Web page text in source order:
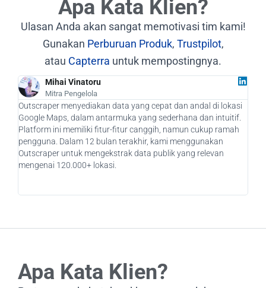
Apa Kata Klien?
Ulasan Anda akan sangat memotivasi tim kami!
Gunakan Perburuan Produk, Trustpilot,
atau Capterra untuk mempostingnya.
Mihai Vinatoru
Mitra Pengelola
Outscraper menyediakan data yang cepat dan andal di lokasi
Google Maps, dalam antarmuka yang sederhana dan intuitif.
Platform ini memiliki fitur-fitur canggih, namun cukup ramah
pengguna. Dalam 12 bulan terakhir, kami menggunakan
Outscraper untuk mengekstrak data publik yang relevan
mengenai 120.000+ lokasi.
Apa Kata Klien?